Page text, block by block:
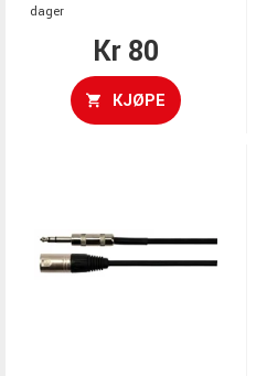
dager
Kr 80
KJØPE